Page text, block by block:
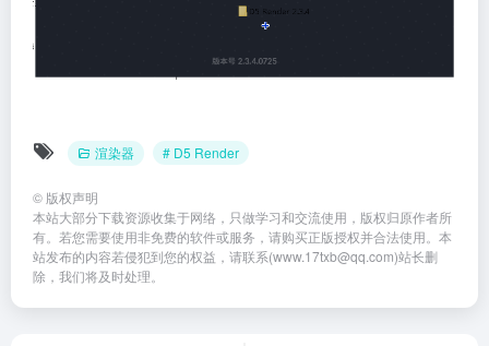
渲染器 # D5 Render
© 版权声明
本站大部分下载资源收集于网络，只做学习和交流使用，版权归原作者所
有。若您需要使用非免费的软件或服务，请购买正版授权并合法使用。本
站发布的内容若侵犯到您的权益，请联系(www.17txb@qq.com)站长删
除，我们将及时处理。